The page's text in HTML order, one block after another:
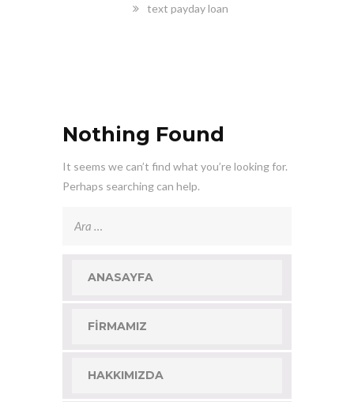
text payday loan
Nothing Found
It seems we can’t find what you’re looking for.
Perhaps searching can help.
ANASAYFA
FIRMAMIZ
HAKKIMIZDA